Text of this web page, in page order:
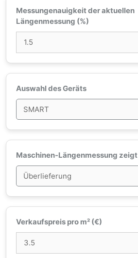
Messungenauigkeit der aktuellen
Längenmessung (%)
Auswahl des Geräts
Maschinen-Längenmessung zeigt
Verkaufspreis pro m² (€)